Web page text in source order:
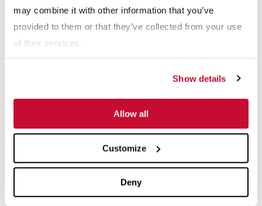
may combine it with other information that you’ve
provided to them or that they’ve collected from your use
of their services.
Show details
Allow all
Customize
Deny
Energize (activación)
disponibilidad y el movimiento correcto. Probar las máquinas
con antelación le permitirá realizar el mantenimiento o los
ajustes necesarios antes de volver a introducir el material en la
planta.
Los manuales de funcionamiento y mantenimiento o la guía del
propietario de cada equipo deben incluir instrucciones
detalladas para poner en marcha esas máquinas. Si tiene